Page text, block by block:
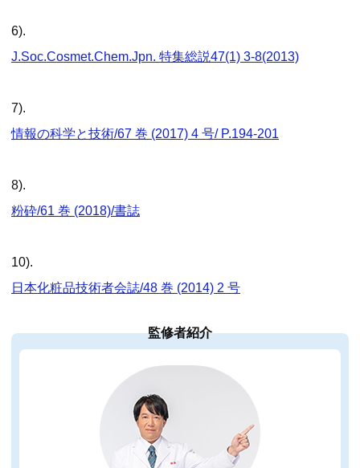
6).
J.Soc.Cosmet.Chem.Jpn. 特集総説47(1) 3-8(2013)
7).
情報の科学と技術/67 巻 (2017) 4 号/ P.194-201
8).
粉砕/61 巻 (2018)/書誌
10).
日本化粧品技術者会誌/48 巻 (2014) 2 号
監修者紹介